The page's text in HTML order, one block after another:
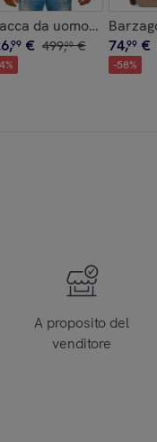
da uomo in vera
,99 € 499,00 €
%
74,99 €
-58%
A proposito del
venditore